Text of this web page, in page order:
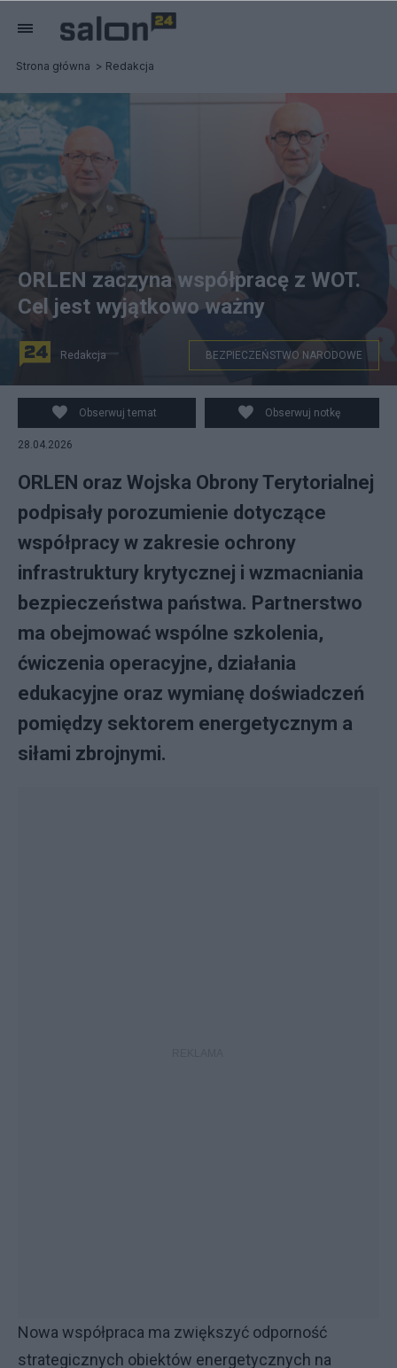
Strona główna Redakcja
ORLEN zaczyna współpracę z WOT.
Cel jest wyjątkowo ważny
Redakcja BEZPIECZEŃSTWO NARODOWE
Obserwuj temat Obserwuj notkę
28.04.2026
ORLEN oraz Wojska Obrony Terytorialnej
podpisały porozumienie dotyczące
współpracy w zakresie ochrony
infrastruktury krytycznej i wzmacniania
bezpieczeństwa państwa. Partnerstwo
ma obejmować wspólne szkolenia,
ćwiczenia operacyjne, działania
edukacyjne oraz wymianę doświadczeń
pomiędzy sektorem energetycznym a
siłami zbrojnymi.
Nowa współpraca ma zwiększyć odporność
strategicznych obiektów energetycznych na